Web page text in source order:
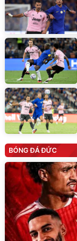
BÓNG ĐÁ ĐỨC